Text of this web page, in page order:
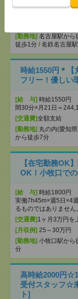
[給 与]時給1500円
分×21日＋残業15時間
[勤務地] 名古屋駅から
徒歩1分 / 名鉄名古屋
時給1550円＊【
フリー！優しい
[給 与] 時給1550円
間30分×月21日＝
[交通費]全額支給
[勤務地] 丸の内(愛知
から徒歩7分
【在宅勤務OK
OK！小牧口で
[給 与] 時給1800円
実働7h45m×週5日×4
るものではありません。
[交通費] 1ヶ月3万円を
[月収例] 25～30万円
[勤務地] 小牧口駅から
分
高時給2000円
受付スタッフ☆
ト]